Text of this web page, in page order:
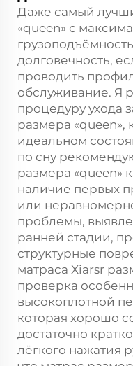
Даже самый
«queen» с
долговечность,
проводить
обслуживание. Я
процедуру ухода
размера «queen»,
идеальном
по сну
размера «queen»
наличие первых
или
проблемы,
ранней стадии,
структурные
матраса Xiarsr
проверка
высокоплотной
которая хорошо
достаточно
лёгкого нажатия